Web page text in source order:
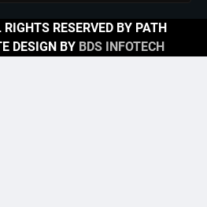
RESERVED BY PATH
DESIGN BY BDS INFOTECH